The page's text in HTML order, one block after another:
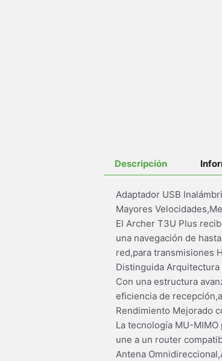
Descripción
Adaptador USB
Mayores
El Archer T3U Plus
una navegación de
red,para transmisiones
Distinguida Arquitectura
Con una estructura
eficiencia de
Rendimiento Mejorado
La tecnología MU-
une a un router
Antena